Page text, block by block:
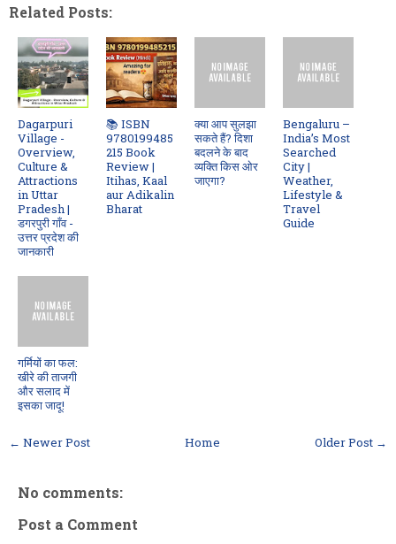
Related Posts:
Dagarpuri
Village -
Overview,
Culture &
Attractions
in Uttar
Pradesh |
डगरपुरी गाँव -
उत्तर प्रदेश की
जानकारी
📚 ISBN
9780199485
215 Book
Review |
Itihas, Kaal
aur Adikalin
Bharat
क्या आप सुलझा
सकते हैं? दिशा
बदलने के बाद
व्यक्ति किस ओर
जाएगा?
Bengaluru –
India’s Most
Searched
City |
Weather,
Lifestyle &
Travel
Guide
गर्मियों का फल:
खीरे की ताजगी
और सलाद में
इसका जादू!
← Newer Post Older Post →
Home
No comments:
Post a Comment